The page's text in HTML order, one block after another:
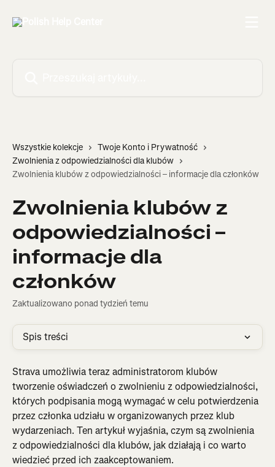
Wszystkie kolekcje
Twoje Konto i Prywatność
Zwolnienia z odpowiedzialności dla klubów
Zwolnienia klubów z odpowiedzialności – informacje dla członków
Zwolnienia klubów z
odpowiedzialności –
informacje dla
członków
Zaktualizowano ponad tydzień temu
Spis treści
Strava umożliwia teraz administratorom klubów
tworzenie oświadczeń o zwolnieniu z odpowiedzialności,
których podpisania mogą wymagać w celu potwierdzenia
przez członka udziału w organizowanych przez klub
wydarzeniach. Ten artykuł wyjaśnia, czym są zwolnienia
z odpowiedzialności dla klubów, jak działają i co warto
wiedzieć przed ich zaakceptowaniem.